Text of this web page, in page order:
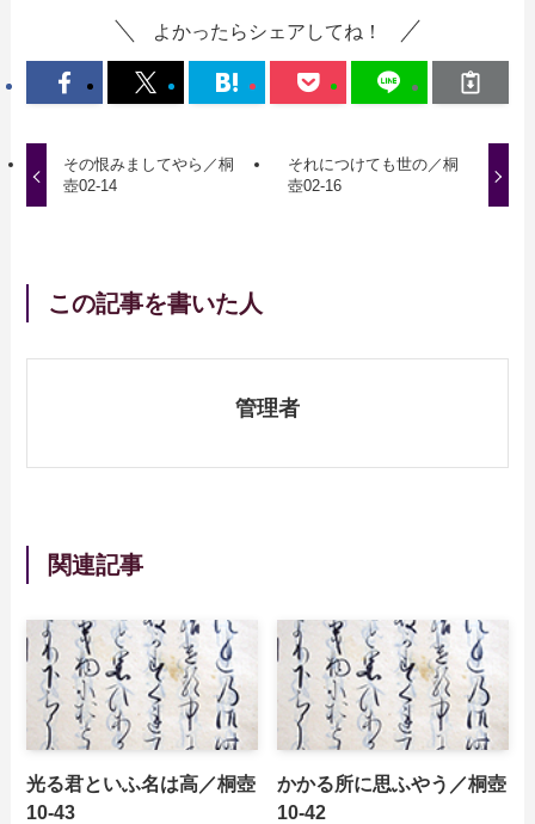
よかったらシェアしてね！
その恨みましてやら／桐
壺02-14
それにつけても世の／桐
壺02-16
この記事を書いた人
管理者
関連記事
光る君といふ名は高／桐壺
10-43
かかる所に思ふやう／桐壺
10-42